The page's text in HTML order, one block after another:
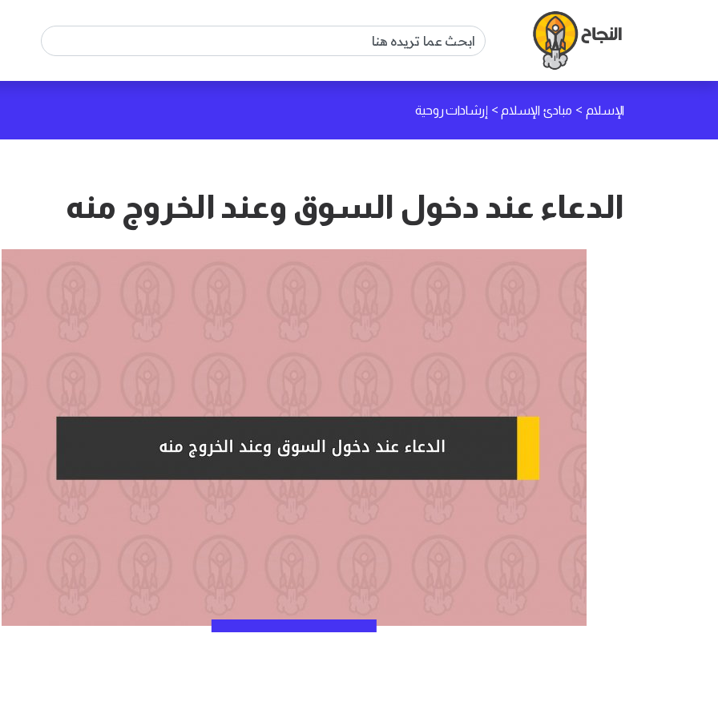
الإسلام > مبادئ الإسلام > إرشادات روحية
الدعاء عند دخول السوق وعند الخروج منه